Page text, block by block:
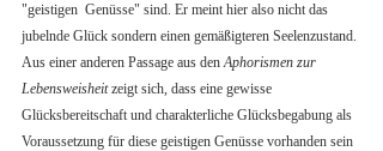
"geistigen  Genüsse" sind. Er meint hier also nicht das
jubelnde Glück sondern einen gemäßigteren Seelenzustand.
Aus einer anderen Passage aus den Aphorismen zur
Lebensweisheit zeigt sich, dass eine gewisse
Glücksbereitschaft und charakterliche Glücksbegabung als
Voraussetzung für diese geistigen Genüsse vorhanden sein